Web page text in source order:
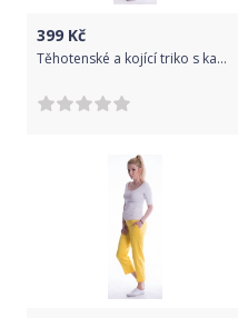
399 Kč
Těhotenské a kojící triko s kapucí, kr. rukáv - šedé, Velikosti těh. moda L/XL